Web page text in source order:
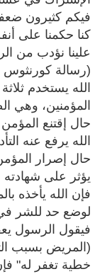
فيكم كثيرون
كنا حكمنا على
علينا نؤدب من
(رسالة
الله يستخدم
المؤمنين، وهي
حال إقتنع
الله يرفع عنه
حال إصرار
يؤثر على
فإن الله يأخذه
لوضع حد للشر
فيقول الرسول
(المريض بسبب
خطية تغفر له"